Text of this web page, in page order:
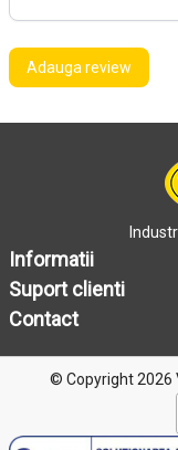
Adauga review
Informatii
Suport clienti
Contact
© Copyright 2026